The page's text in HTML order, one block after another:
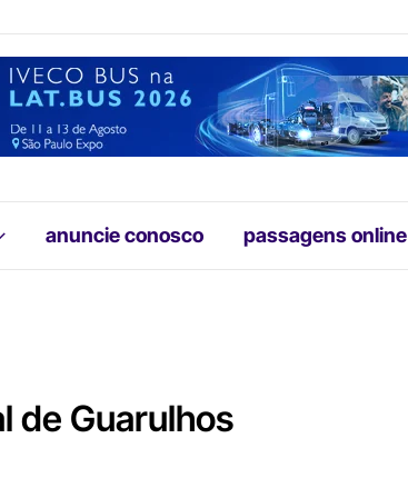
anuncie conosco passagens online
de Guarulhos